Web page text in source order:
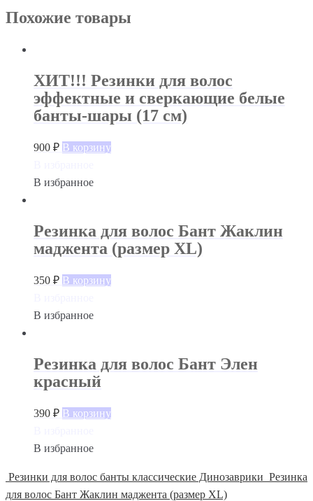
Похожие товары
ХИТ!!! Резинки для волос
эффектные и сверкающие белые
банты-шары (17 см)
900 ₽ В корзину
В избранное
Резинка для волос Бант Жаклин
маджента (размер XL)
350 ₽ В корзину
В избранное
Резинка для волос Бант Элен
красный
390 ₽ В корзину
В избранное
Резинки для волос банты классические Динозаврики Резинка
для волос Бант Жаклин маджента (размер XL)